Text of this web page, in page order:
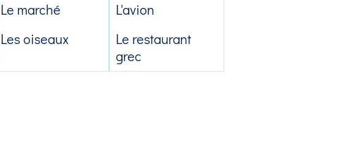
Le marché
Les oiseaux
L'avion
Le restaurant
grec